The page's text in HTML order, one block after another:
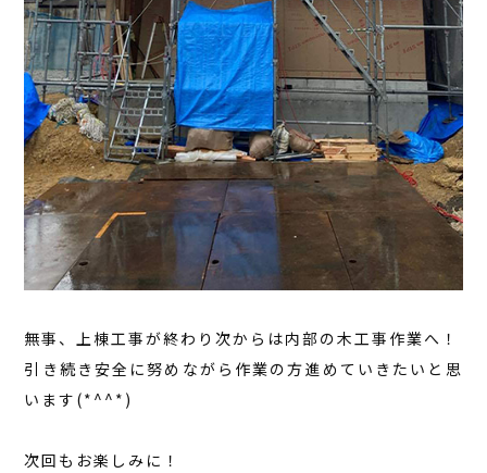
無事、上棟工事が終わり次からは内部の木工事作業へ！
引き続き安全に努めながら作業の方進めていきたいと思
います(*^^*)
次回もお楽しみに！